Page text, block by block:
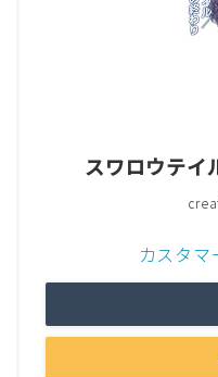
スワロウテイ
カスタ